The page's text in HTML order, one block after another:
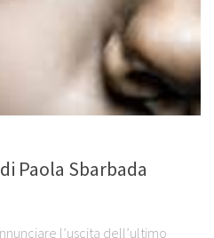
Paola Sbarbada
l’uscita dell’ultimo